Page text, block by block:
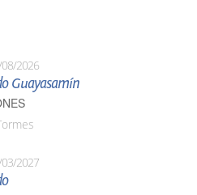
2026
Guayasamín
2027